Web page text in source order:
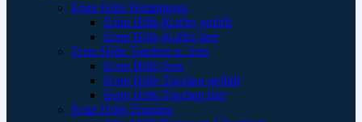
Erste Hilfe Behältnisse
Erste Hilfe-Koffer gefüllt
Erste Hilfe-Koffer leer
Erste Hilfe Taschen u. Sets
Erste Hilfe-Sets
Erste Hilfe-Taschen gefüllt
Erste Hilfe-Taschen leer
Erste Hilfe-Training